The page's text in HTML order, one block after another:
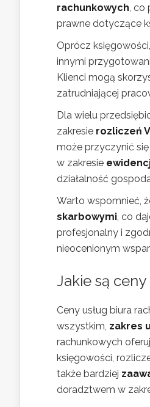
rachunkowych, co
prawne dotyczące
Oprócz
innymi
Klienci mogą
zatrudniającej
Dla wielu
zakresie rozliczeń
może przyczynić
w zakresie
działalność
Warto wspomnieć,
skarbowymi, co
profesjonalny i
nieocenionym
Jakie są
Ceny usług biura
wszystkim, zakres
rachunkowych
księgowości,
także bardziej
doradztwem w